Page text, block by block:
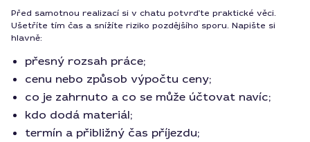
Před samotnou realizací si v chatu potvrďte praktické věci.
Ušetříte tím čas a snížíte riziko pozdějšího sporu. Napište si
hlavně:
přesný rozsah práce;
cenu nebo způsob výpočtu ceny;
co je zahrnuto a co se může účtovat navíc;
kdo dodá materiál;
termín a přibližný čas příjezdu;